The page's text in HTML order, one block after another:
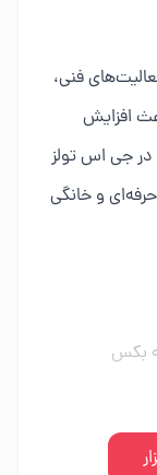
فنی،
افزایش
جی اس تولز
حرفه‌ای و خانگی
بکس